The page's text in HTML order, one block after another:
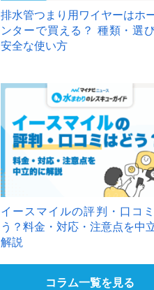
排水管つまり用ワイヤーはホ
ンターで買える？ 種類・選
安全な使い方
イースマイルの評判・口コ
う？料金・対応・注意点を中
解説
コラム一覧を見る